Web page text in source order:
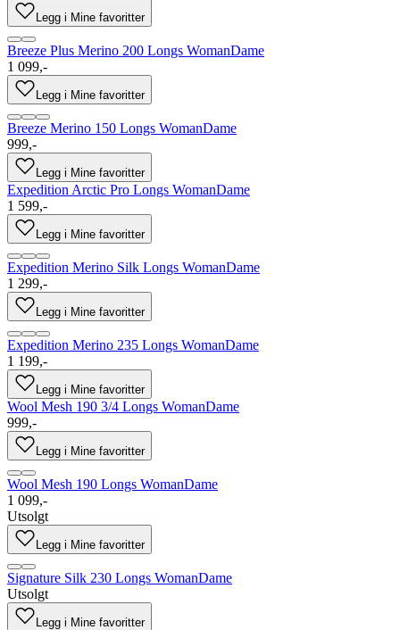
Legg i Mine favoritter
Breeze Plus Merino 200 Longs WomanDame
1 099,-
Legg i Mine favoritter
Breeze Merino 150 Longs WomanDame
999,-
Legg i Mine favoritter
Expedition Arctic Pro Longs WomanDame
1 599,-
Legg i Mine favoritter
Expedition Merino Silk Longs WomanDame
1 299,-
Legg i Mine favoritter
Expedition Merino 235 Longs WomanDame
1 199,-
Legg i Mine favoritter
Wool Mesh 190 3/4 Longs WomanDame
999,-
Legg i Mine favoritter
Wool Mesh 190 Longs WomanDame
1 099,-
Utsolgt
Legg i Mine favoritter
Signature Silk 230 Longs WomanDame
Utsolgt
Legg i Mine favoritter